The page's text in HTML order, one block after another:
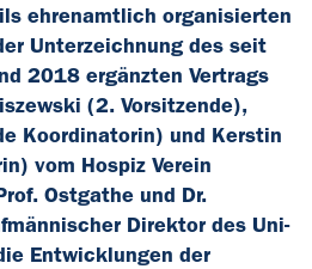
ehrenamtlich organisierten
Unterzeichnung des seit
2018 ergänzten Vertrags
(2. Vorsitzende),
Koordinatorin) und Kerstin
vom Hospiz Verein
Ostgathe und Dr.
Direktor des Uni-
Entwicklungen der